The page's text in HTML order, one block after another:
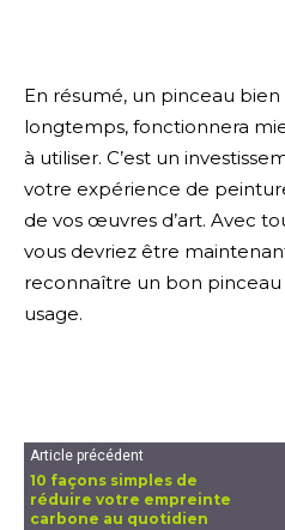
En résumé, un pinceau
longtemps, fonctionnera
à utiliser. C’est un
votre expérience de
de vos œuvres d’art. Avec
vous devriez être
reconnaître un bon
usage.
Article précédent
10 façons simples de
réduire votre empreinte
carbone au quotidien